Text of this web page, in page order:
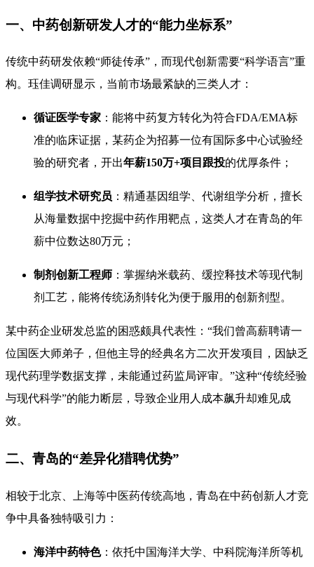
一、中药创新研发人才的“能力坐标系”
传统中药研发依赖“师徒传承”，而现代创新需要“科学语言”重
构。珏佳调研显示，当前市场最紧缺的三类人才：
循证医学专家 ：能将中药复方转化为符合FDA/EMA标
准的临床证据，某药企为招募一位有国际多中心试验经
验的研究者，开出年薪150万+项目跟投的优厚条件；
组学技术研究员 ：精通基因组学、代谢组学分析，擅长
从海量数据中挖掘中药作用靶点，这类人才在青岛的年
薪中位数达80万元；
制剂创新工程师 ：掌握纳米载药、缓控释技术等现代制
剂工艺，能将传统汤剂转化为便于服用的创新剂型。
某中药企业研发总监的困惑颇具代表性：“我们曾高薪聘请一
位国医大师弟子，但他主导的经典名方二次开发项目，因缺乏
现代药理学数据支撑，未能通过药监局评审。”这种“传统经验
与现代科学”的能力断层，导致企业用人成本飙升却难见成
效。
二、青岛的“差异化猎聘优势”
相较于北京、上海等中医药传统高地，青岛在中药创新人才竞
争中具备独特吸引力：
海洋中药特色：依托中国海洋大学、中科院海洋所等机